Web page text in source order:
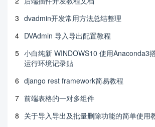
3 dvadmin开发常用方法总结整理
4 DVAdmin 导入导出配置教程
5 小白纯新 WINDOWS10 使用Anaconda3
运行环境记录贴
6 django rest framework简易教程
7 前端表格的一对多组件
8 关于导入导出及批量删除功能的简单使用